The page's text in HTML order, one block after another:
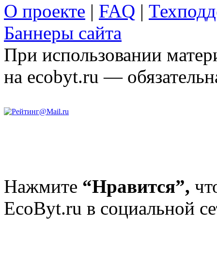
О проекте | FAQ |
Баннеры сайта
При использовании
на ecobyt.ru —
Нажмите “Нравится”,
EcoByt.ru в социальной